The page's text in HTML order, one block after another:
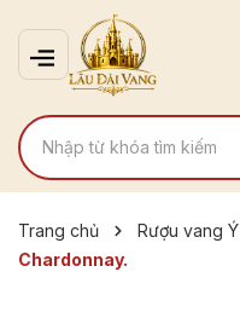
Trang chủ Rượu vang Ý
Chardonnay.